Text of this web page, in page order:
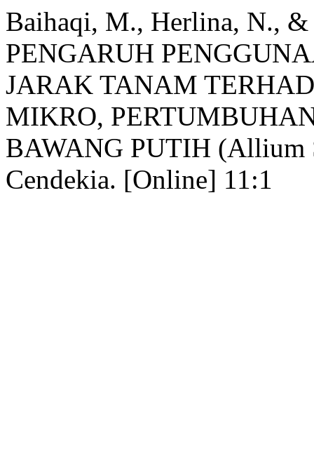
Baihaqi, M., Herlina, N.,
PENGARUH
JARAK TANAM
MIKRO,
BAWANG PUTIH (Allium
Cendekia. [Online] 11:1